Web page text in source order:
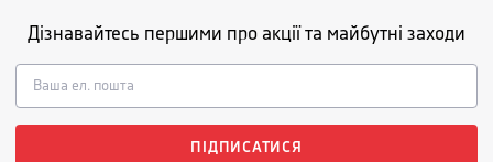
Дізнавайтесь першими про акції та майбутні заходи
ПІДПИСАТИСЯ